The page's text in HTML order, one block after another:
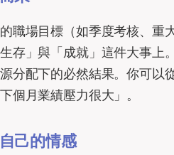
職場目標（如季度考核、重
存」與「成就」這件大事上
分配下的必然結果。你可以
個月業績壓力很大」。
己的情感